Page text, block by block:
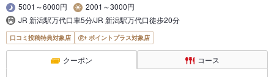
5001～6000円
2001～3000円
JR 新潟駅万代口車5分/JR 新潟駅万代口徒歩20分
口コミ投稿特典対象店 ポイントプラス対象店
クーポン コース